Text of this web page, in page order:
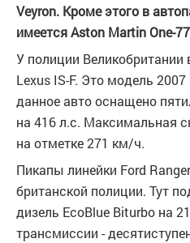
Veyron. Кроме этого в
имеется Aston Martin One-
У полиции Великобритании
Lexus IS-F. Это модель
данное авто оснащено
на 416 л.с. Максимальная
на отметке 271 км/ч.
Пикапы линейки Ford
британской полиции. Тут
дизель EcoBlue Biturbo на
трансмиссии -